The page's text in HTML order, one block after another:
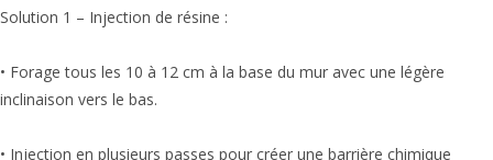
Solution 1 – Injection de résine :
• Forage tous les 10 à 12 cm à la base du mur avec une légère
inclinaison vers le bas.
• Injection en plusieurs passes pour créer une barrière chimique